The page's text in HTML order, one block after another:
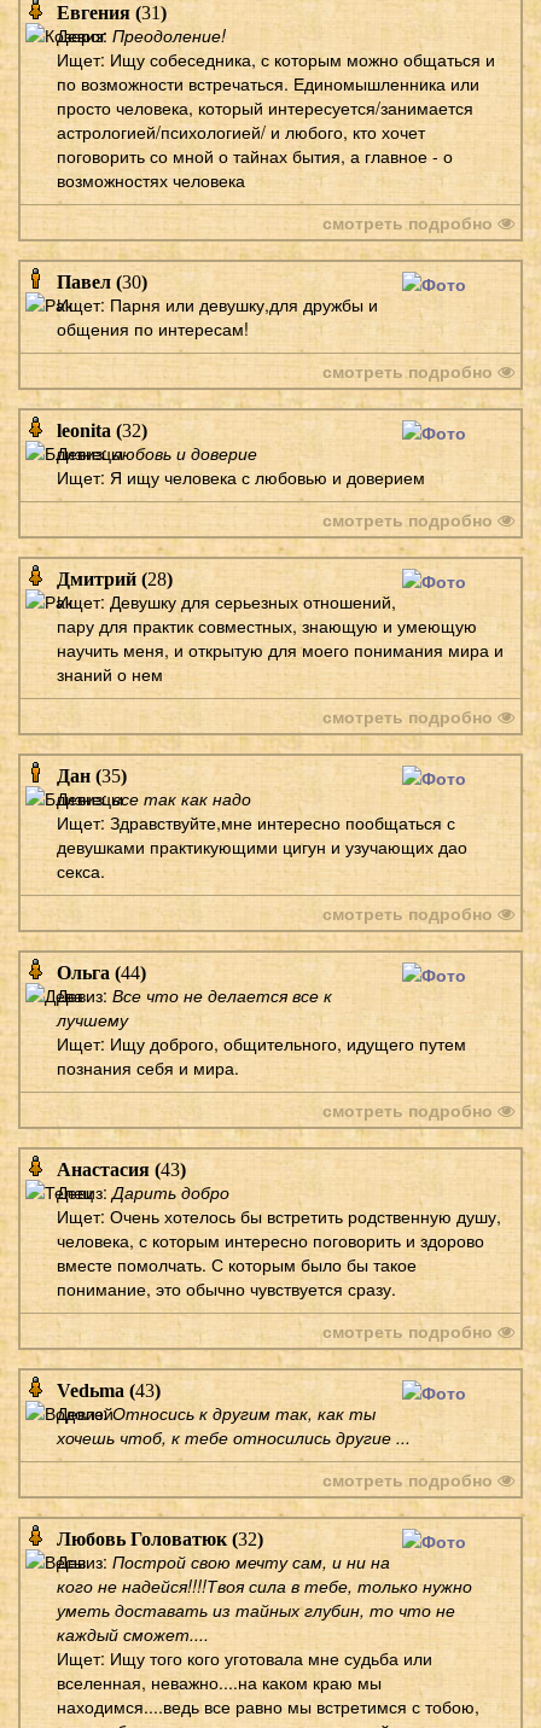
Евгения (31)
Девиз: Преодоление!
Ищет: Ищу собеседника, с которым можно общаться и
по возможности встречаться. Единомышленника или
просто человека, который интересуется/занимается
астрологией/психологией/ и любого, кто хочет
поговорить со мной о тайнах бытия, а главное - о
возможностях человека
смотреть подробно
Павел (30)
Ищет: Парня или девушку,для дружбы и
общения по интересам!
смотреть подробно
leonita (32)
Девиз:любовь и доверие
Ищет: Я ищу человека с любовью и доверием
смотреть подробно
Дмитрий (28)
Ищет: Девушку для серьезных отношений,
пару для практик совместных, знающую и умеющую
научить меня, и открытую для моего понимания мира и
знаний о нем
смотреть подробно
Дан (35)
Девиз:все так как надо
Ищет: Здравствуйте,мне интересно пообщаться с
девушками практикующими цигун и узучающих дао
секса.
смотреть подробно
Ольга (44)
Девиз: Все что не делается все к
лучшему
Ищет: Ищу доброго, общительного, идущего путем
познания себя и мира.
смотреть подробно
Анастасия (43)
Девиз: Дарить добро
Ищет: Очень хотелось бы встретить родственную душу,
человека, с которым интересно поговорить и здорово
вместе помолчать. С которым было бы такое
понимание, это обычно чувствуется сразу.
смотреть подробно
Vedьma (43)
Девиз:Относись к другим так, как ты
хочешь чтоб, к тебе относились другие ...
смотреть подробно
Любовь Головатюк (32)
Девиз: Построй свою мечту сам, и ни на
кого не надейся!!!!Твоя сила в тебе, только нужно
уметь доставать из тайных глубин, то что не
каждый сможет....
Ищет: Ищу того кого уготовала мне судьба или
вселенная, неважно....на каком краю мы
находимся....ведь все равно мы встретимся с тобою,